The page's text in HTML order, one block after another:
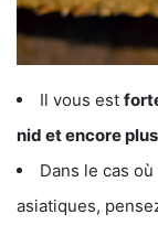
Il vous est
nid et encore
Dans le cas
asiatiques,